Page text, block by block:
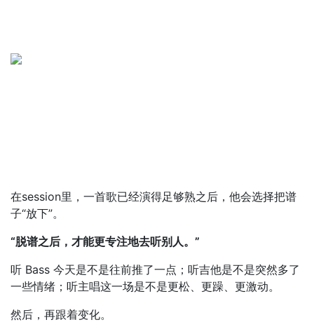
在session里，一首歌已经演得足够熟之后，他会选择把谱
子“放下”。
“脱谱之后，才能更专注地去听别人。”
听 Bass 今天是不是往前推了一点；听吉他是不是突然多了
一些情绪；听主唱这一场是不是更松、更躁、更激动。
然后，再跟着变化。